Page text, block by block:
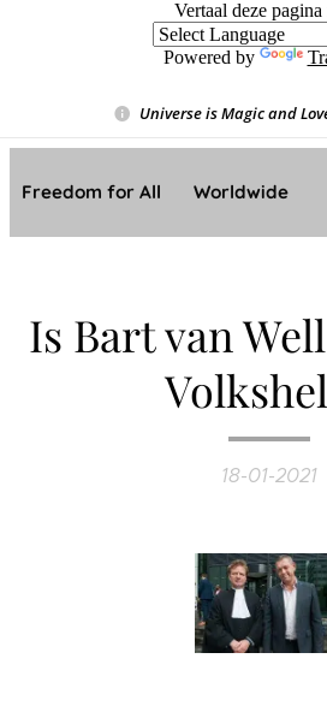
Vertaal deze pagina
Powered by
Universe is Magic and
Freedom for All ❤️ Worldwide
Is Bart van
18-01-2021